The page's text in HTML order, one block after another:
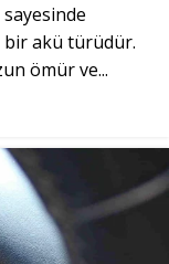
bir akü türüdür.
ömür ve...